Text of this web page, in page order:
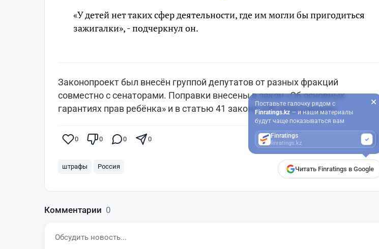
«У детей нет таких сфер деятельности, где им могли бы пригодиться
зажигалки», - подчеркнул он.
Законопроект был внесён группой депутатов от разных фракций
совместно с сенаторами. Поправки внесены в закон «Об основных
гарантиях прав ребёнка» и в статью 41 закона «Об образовании».
0 0 0 0
штрафы Россия Читать Finratings в Google
Поставьте галочку рядом с
Finratings.kz — и наши материалы
будут чаще показываться вам
Finratings
finratings.kz
Комментарии 0